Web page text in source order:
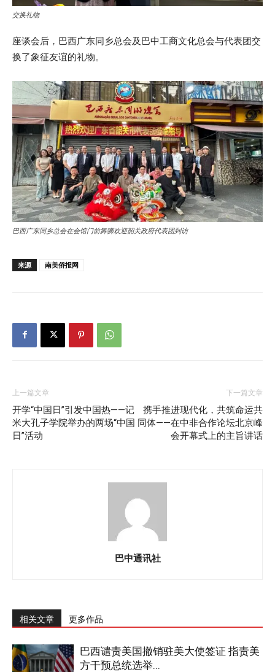
交换礼物
座谈会后，巴西广东同乡总会及巴中工商文化总会与代表团交
换了象征友谊的礼物。
巴西广东同乡总会在会馆门前舞狮欢迎韶关政府代表团到访
来源 南美侨报网
上一篇文章
开学“中国日”引发中国热——记
米大孔子学院举办的两场“中国
日”活动
下一篇文章
携手推进现代化，共筑命运共
同体——在中非合作论坛北京峰
会开幕式上的主旨讲话
巴中通讯社
相关文章 更多作品
巴西谴责美国撤销驻美大使签证 指责美
方干预总统选举...